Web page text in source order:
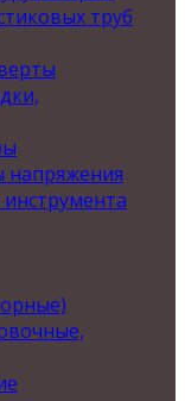
труб
напряжения